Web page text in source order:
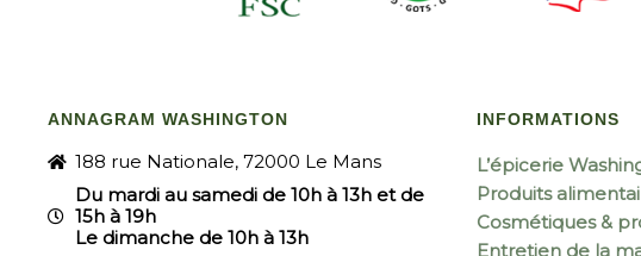
ANNAGRAM WASHINGTON
188 rue Nationale, 72000 Le Mans
Du mardi au samedi de 10h à 13h et de
15h à 19h
Le dimanche de 10h à 13h
INFORMATIONS
L’épicerie
Produits
Cosmétiques &
Entretien de la